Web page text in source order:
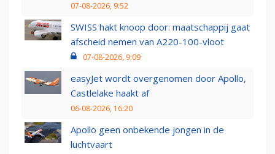
07-08-2026, 9:52
SWISS hakt knoop door: maatschappij gaat
afscheid nemen van A220-100-vloot
07-08-2026, 9:09
easyJet wordt overgenomen door Apollo,
Castlelake haakt af
06-08-2026, 16:20
Apollo geen onbekende jongen in de
luchtvaart